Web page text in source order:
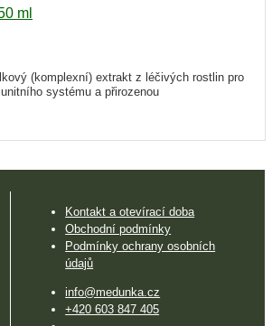
ml
(komplexní) extrakt z léčivých rostlin pro
systému a přirozenou
Kontakt a otevírací doba
Obchodní podmínky
Podmínky ochrany osobních
údajů
info@medunka.cz
+420 603 847 405